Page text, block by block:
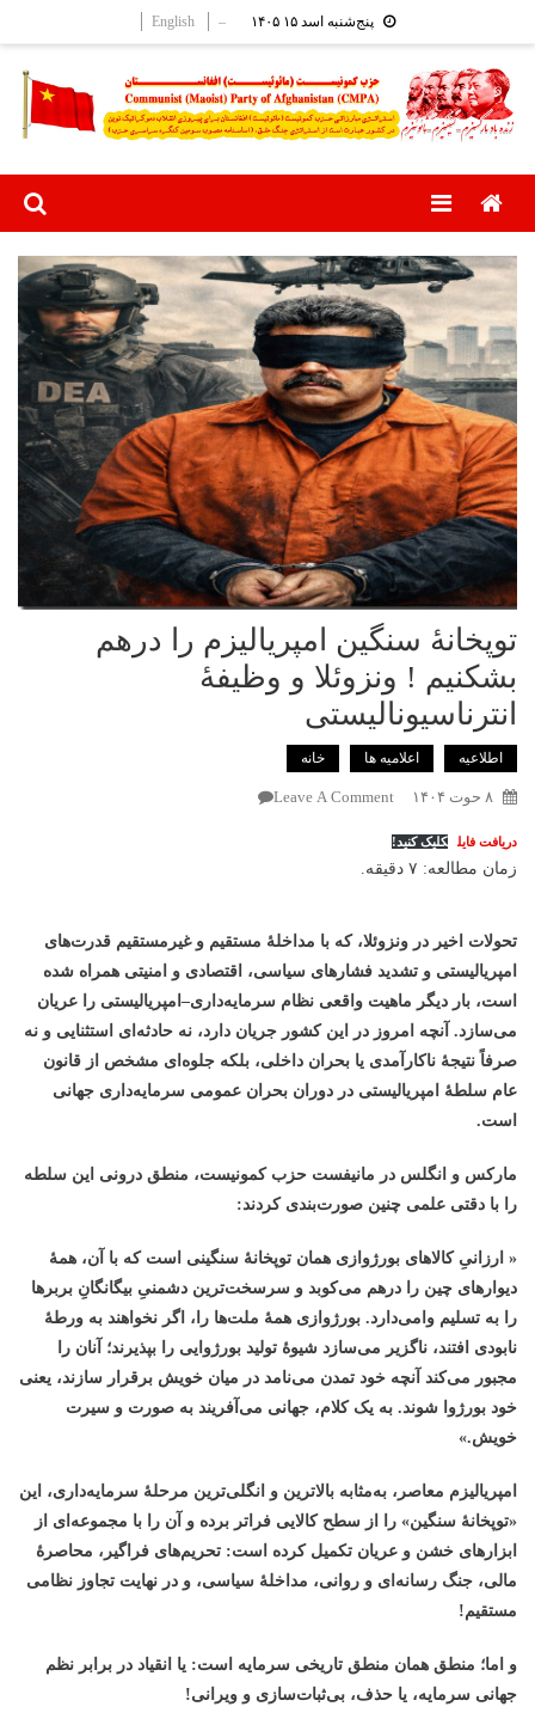
to
content
پنج‌شنبه اسد ۱۵ ۱۴۰۵ –
English
Menu
توپخانهٔ سنگین امپریالیزم را درهم
بشکنیم ! ونزوئلا و وظیفهٔ
انترناسیونالیستی
اطلاعیه اعلامیه ها خانه
۸ حوت ۱۴۰۴ Leave A Comment
درهم
بشکنیم
ونزوئلا
و
وظیفهٔ
انترناسیونالیستی
دریافت فایل کلیک کنید!
زمان مطالعه: ۷ دقیقه.
تحولات اخیر در ونزوئلا، که با مداخلهٔ مستقیم و غیرمستقیم قدرت‌های
امپریالیستی و تشدید فشارهای سیاسی، اقتصادی و امنیتی همراه شده
است، بار دیگر ماهیت واقعی نظام سرمایه‌داری–امپریالیستی را عریان
می‌سازد. آنچه امروز در این کشور جریان دارد، نه حادثه‌ای استثنایی و نه
صرفاً نتیجهٔ ناکارآمدی یا بحران داخلی، بلکه جلوه‌ای مشخص از قانون
عام سلطهٔ امپریالیستی در دوران بحران عمومی سرمایه‌داری جهانی
است.
مارکس و انگلس در مانیفست حزب کمونیست، منطق درونی این سلطه
را با دقتی علمی چنین صورت‌بندی کردند:
« ارزانیِ کالاهای بورژوازی همان توپخانهٔ سنگینی است که با آن، همهٔ
دیوارهای چین را درهم می‌کوبد و سرسخت‌ترین دشمنیِ بیگانگانِ بربرها
را به تسلیم وامی‌دارد. بورژوازی همهٔ ملت‌ها را، اگر نخواهند به ورطهٔ
نابودی افتند، ناگزیر می‌سازد شیوهٔ تولید بورژوایی را بپذیرند؛ آنان را
مجبور می‌کند آنچه خود تمدن می‌نامد در میان خویش برقرار سازند، یعنی
خود بورژوا شوند. به یک کلام، جهانی می‌آفریند به صورت و سیرت
خویش.
»
امپریالیزم معاصر، به‌مثابه بالاترین و انگلی‌ترین مرحلهٔ سرمایه‌داری، این
«توپخانهٔ سنگین» را از سطح کالایی فراتر برده و آن را با مجموعه‌ای از
ابزارهای خشن و عریان تکمیل کرده است: تحریم‌های فراگیر، محاصرهٔ
مالی، جنگ رسانه‌ای و روانی، مداخلهٔ سیاسی، و در نهایت تجاوز نظامی
مستقیم!
و اما؛ منطق همان منطق تاریخی سرمایه است: یا انقیاد در برابر نظم
جهانی سرمایه، یا حذف، بی‌ثبات‌سازی و ویرانی!